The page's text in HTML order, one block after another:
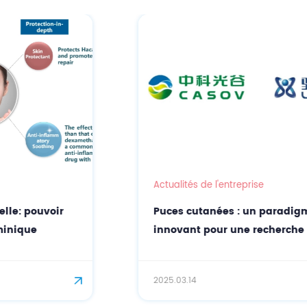
Actualités de l'entreprise
Puces cutanées : un paradigme
innovant pour une recherche précise sur
2025.03.14